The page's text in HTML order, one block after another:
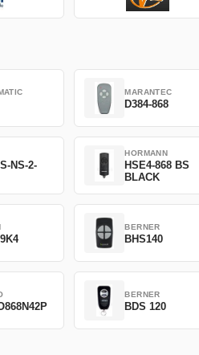
MARANTEC
D384-868
NS-2-
HORMANN
HSE4-868 BS
BLACK
BERNER
BHS140
BERNER
BDS 120